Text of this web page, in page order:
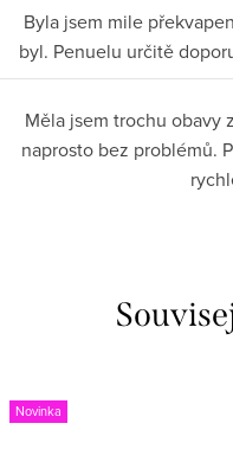
Byla jsem mile
byl. Penuelu určitě
Měla jsem trochu obavy
naprosto bez problémů.
Novinka